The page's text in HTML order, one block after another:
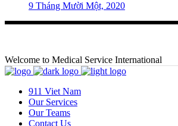
9 Tháng Mười Một, 2020
Welcome to Medical Service International
911 Viet Nam
Our Services
Our Teams
Contact Us